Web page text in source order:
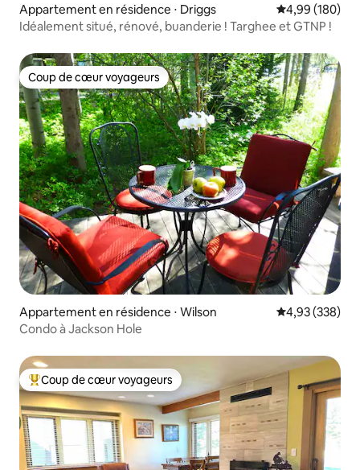
Appartement en résidence ⋅ Driggs Évaluation
4,99 (180)
Idéalement situé, rénové, buanderie ! Targhee et GTNP !
Coup de cœur voyageurs
Coup de cœur voyageurs
Appartement en résidence ⋅ Wilson Évaluation
4,93 (338)
Condo à Jackson Hole
Coups de cœur voyageurs les plus appréciés
Coup de cœur voyageurs